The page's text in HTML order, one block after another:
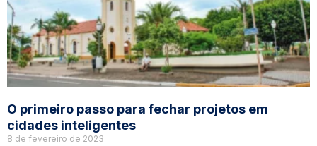
O primeiro passo para fechar projetos em
cidades inteligentes
8 de fevereiro de 2023